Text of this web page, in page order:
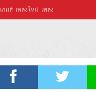
เกมส์ เพลงใหม่ เพลง